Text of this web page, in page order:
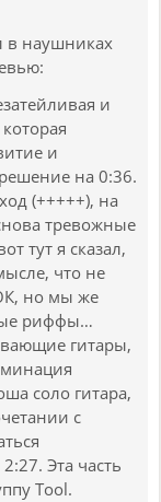
в наушниках
и
и
на 0:36.
(+++++), на
тревожные
тут я сказал,
что не
но мы же
риффы…
гитары,
соло гитара,
с
Эта часть
Tool.